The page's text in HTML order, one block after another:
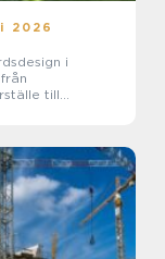
2026
i
till